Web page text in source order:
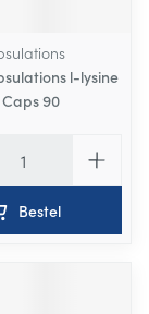
l-lysine
90
Bestel